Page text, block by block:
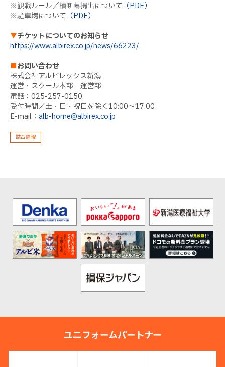
※観戦ルール／横断幕掲出について （PDF）
※駐車場について （PDF）
▼チケットについてのお知らせ
https://www.albirex.co.jp/news/66223/
■お問い合わせ
株式会社アルビレックス新潟
運営・スクール本部 運営部
電話：025-257-0150
受付時間／土・日・祝日を除く10:00～17:00
E-mail： alb-home@albirex.co.jp
試合情報
ユニフォームパートナー